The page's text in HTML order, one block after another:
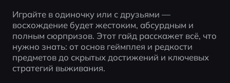
Играйте в одиночку или с друзьями —
восхождение будет жестоким, абсурдным и
полным сюрпризов. Этот гайд расскажет всё, что
нужно знать: от основ геймплея и редкости
предметов до скрытых достижений и ключевых
стратегий выживания.